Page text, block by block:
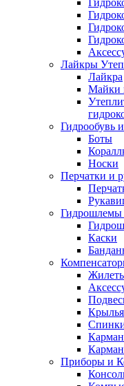
Лайкры
Лайкра
Майки
Гидрообувь
Боты
Носки
Перчатки и
Каски
Приборы и